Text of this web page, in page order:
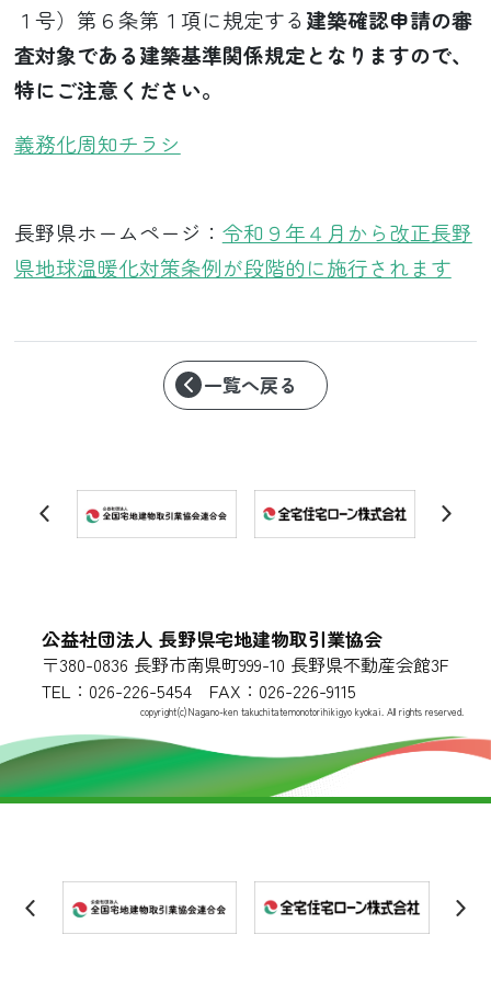
１号）第６条第１項に規定する建築確認申請の審
査対象である建築基準関係規定となりますので、
特にご注意ください。
義務化周知チラシ
長野県ホームページ： 令和９年４月から改正長野
県地球温暖化対策条例が段階的に施行されます
一覧へ戻る
公益社団法人 長野県宅地建物取引業協会
〒380-0836 長野市南県町999-10 長野県不動産会館3F
TEL：026-226-5454 FAX：026-226-9115
copyright(c)Nagano-ken takuchitatemonotorihikigyo kyokai. All rights reserved.